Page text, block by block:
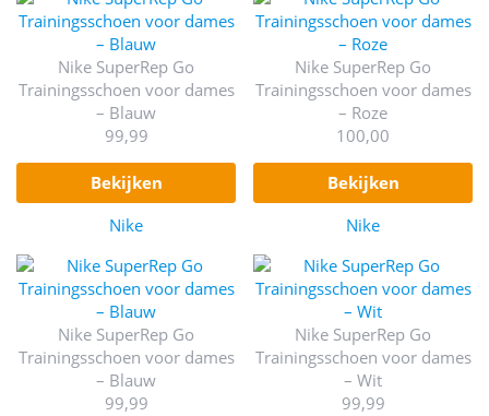
Nike SuperRep Go
Trainingsschoen voor dames
– Blauw
99,99
bekijken
Nike
Nike SuperRep Go
Trainingsschoen voor dames
– Roze
100,00
bekijken
Nike
Nike SuperRep Go
Trainingsschoen voor dames
– Blauw
99,99
Nike SuperRep Go
Trainingsschoen voor dames
– Wit
99,99